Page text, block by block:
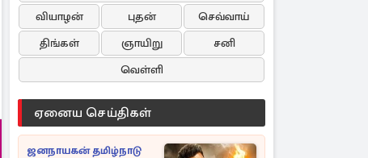
வியாழன்
புதன்
செவ்வாய்
திங்கள்
ஞாயிறு
சனி
வெள்ளி
ஏனைய செய்திகள்
ஜனநாயகன் தமிழ்நாடு